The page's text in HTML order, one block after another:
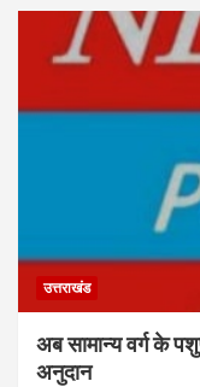
उत्तराखंड
अब सामान्य वर्ग के
अनुदान